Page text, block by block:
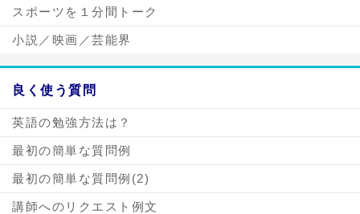
スポーツを１分間トーク
小説／映画／芸能界
良く使う質問
英語の勉強方法は？
最初の簡単な質問例
最初の簡単な質問例(2)
講師へのリクエスト例文